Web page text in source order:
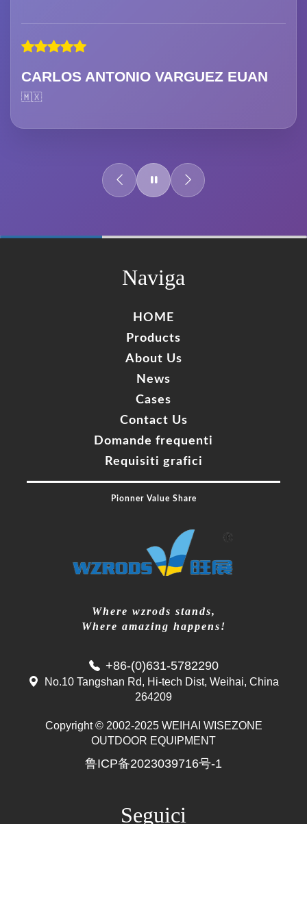
CARLOS ANTONIO VARGUEZ EUAN
🇲🇽
Naviga
HOME
Products
About Us
News
Cases
Contact Us
Domande frequenti
Requisiti grafici
Pionner Value Share
Where wzrods stands,
Where amazing happens!
+86-(0)631-5782290
No.10 Tangshan Rd, Hi-tech Dist, Weihai, China
264209
Copyright © 2002-2025 WEIHAI WISEZONE
OUTDOOR EQUIPMENT
鲁ICP备2023039716号-1
Seguici
Mr. Zhang
+86-(0)631-5782290